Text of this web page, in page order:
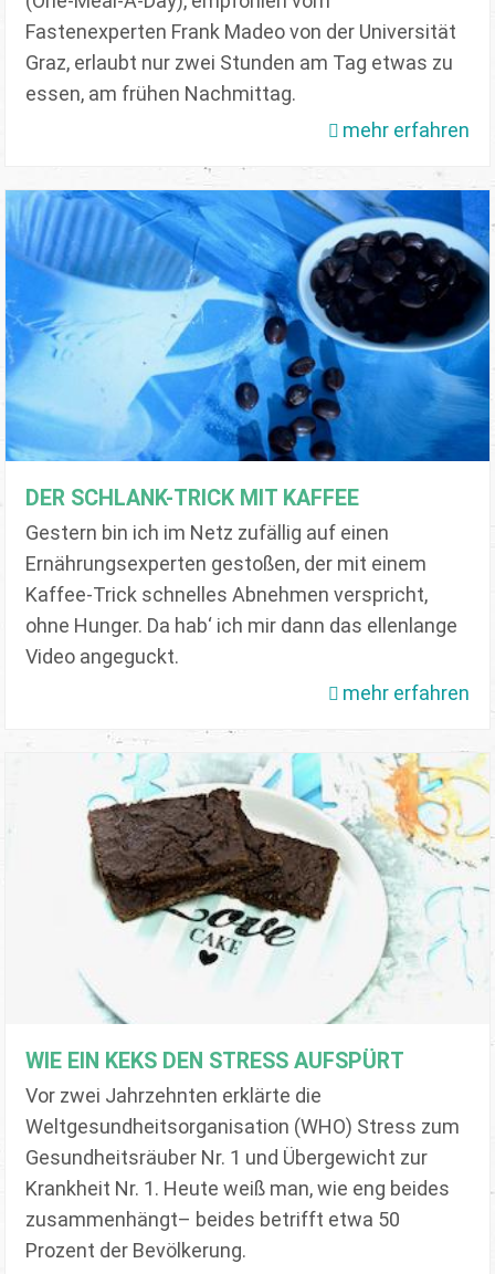
Fastenexperten Frank Madeo von der Universität
Graz, erlaubt nur zwei Stunden am Tag etwas zu
essen, am frühen Nachmittag.
mehr erfahren
DER SCHLANK-TRICK MIT KAFFEE
Gestern bin ich im Netz zufällig auf einen
Ernährungsexperten gestoßen, der mit einem
Kaffee-Trick schnelles Abnehmen verspricht,
ohne Hunger. Da hab‘ ich mir dann das ellenlange
Video angeguckt.
mehr erfahren
WIE EIN KEKS DEN STRESS AUFSPÜRT
Vor zwei Jahrzehnten erklärte die
Weltgesundheitsorganisation (WHO) Stress zum
Gesundheitsräuber Nr. 1 und Übergewicht zur
Krankheit Nr. 1. Heute weiß man, wie eng beides
zusammenhängt– beides betrifft etwa 50
Prozent der Bevölkerung.